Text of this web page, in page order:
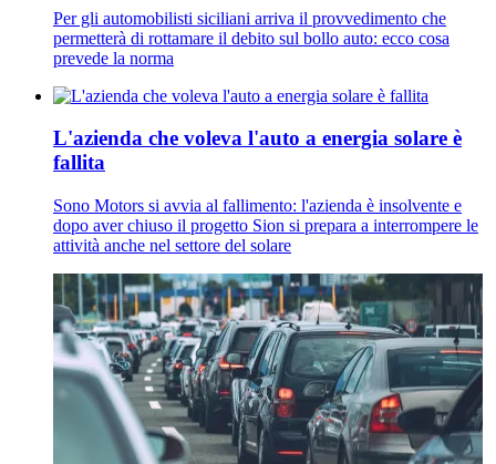
Per gli automobilisti siciliani arriva il provvedimento che
permetterà di rottamare il debito sul bollo auto: ecco cosa
prevede la norma
L'azienda che voleva l'auto a energia solare è
fallita
Sono Motors si avvia al fallimento: l'azienda è insolvente e
dopo aver chiuso il progetto Sion si prepara a interrompere le
attività anche nel settore del solare